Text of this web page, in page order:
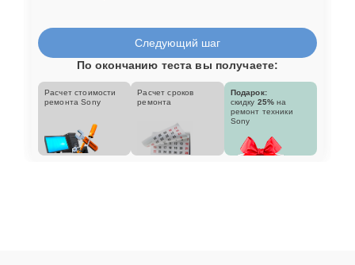
Следующий шаг
По окончанию теста вы получаете:
Расчет стоимости
ремонта Sony
Расчет сроков
ремонта
Подарок:
скидку 25% на
ремонт техники
Sony